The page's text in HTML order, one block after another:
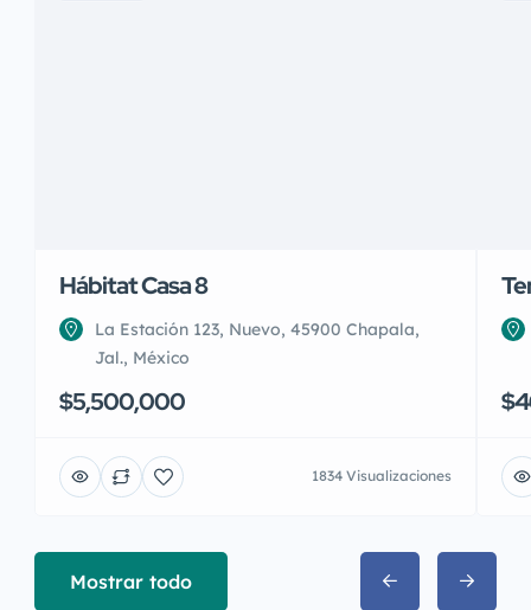
Hábitat Casa 8
La Estación 123, Nuevo, 45900 Chapala,
Jal., México
$5,500,000
1834 Visualizaciones
Mostrar todo